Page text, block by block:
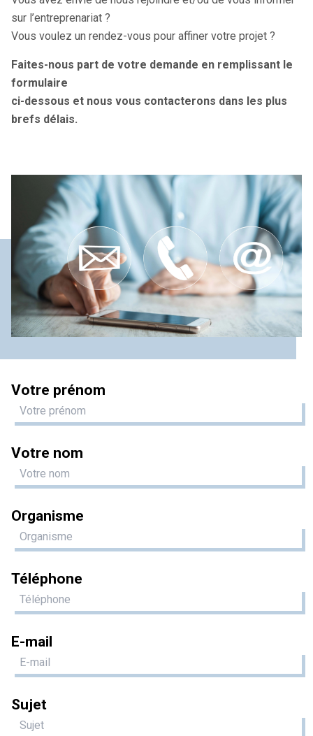
sur l’entreprenariat ?
Vous voulez un rendez-vous pour affiner votre projet ?
Faites-nous part de votre demande en remplissant le
formulaire
ci-dessous et nous vous contacterons dans les plus
brefs délais.
Votre prénom
Votre nom
Organisme
Téléphone
E-mail
Sujet